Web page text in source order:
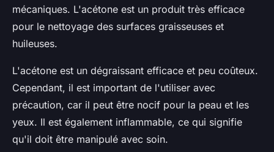
mécaniques. L'acétone est un produit très efficace
pour le nettoyage des surfaces graisseuses et
huileuses.
L'acétone est un dégraissant efficace et peu coûteux.
Cependant, il est important de l'utiliser avec
précaution, car il peut être nocif pour la peau et les
yeux. Il est également inflammable, ce qui signifie
qu'il doit être manipulé avec soin.